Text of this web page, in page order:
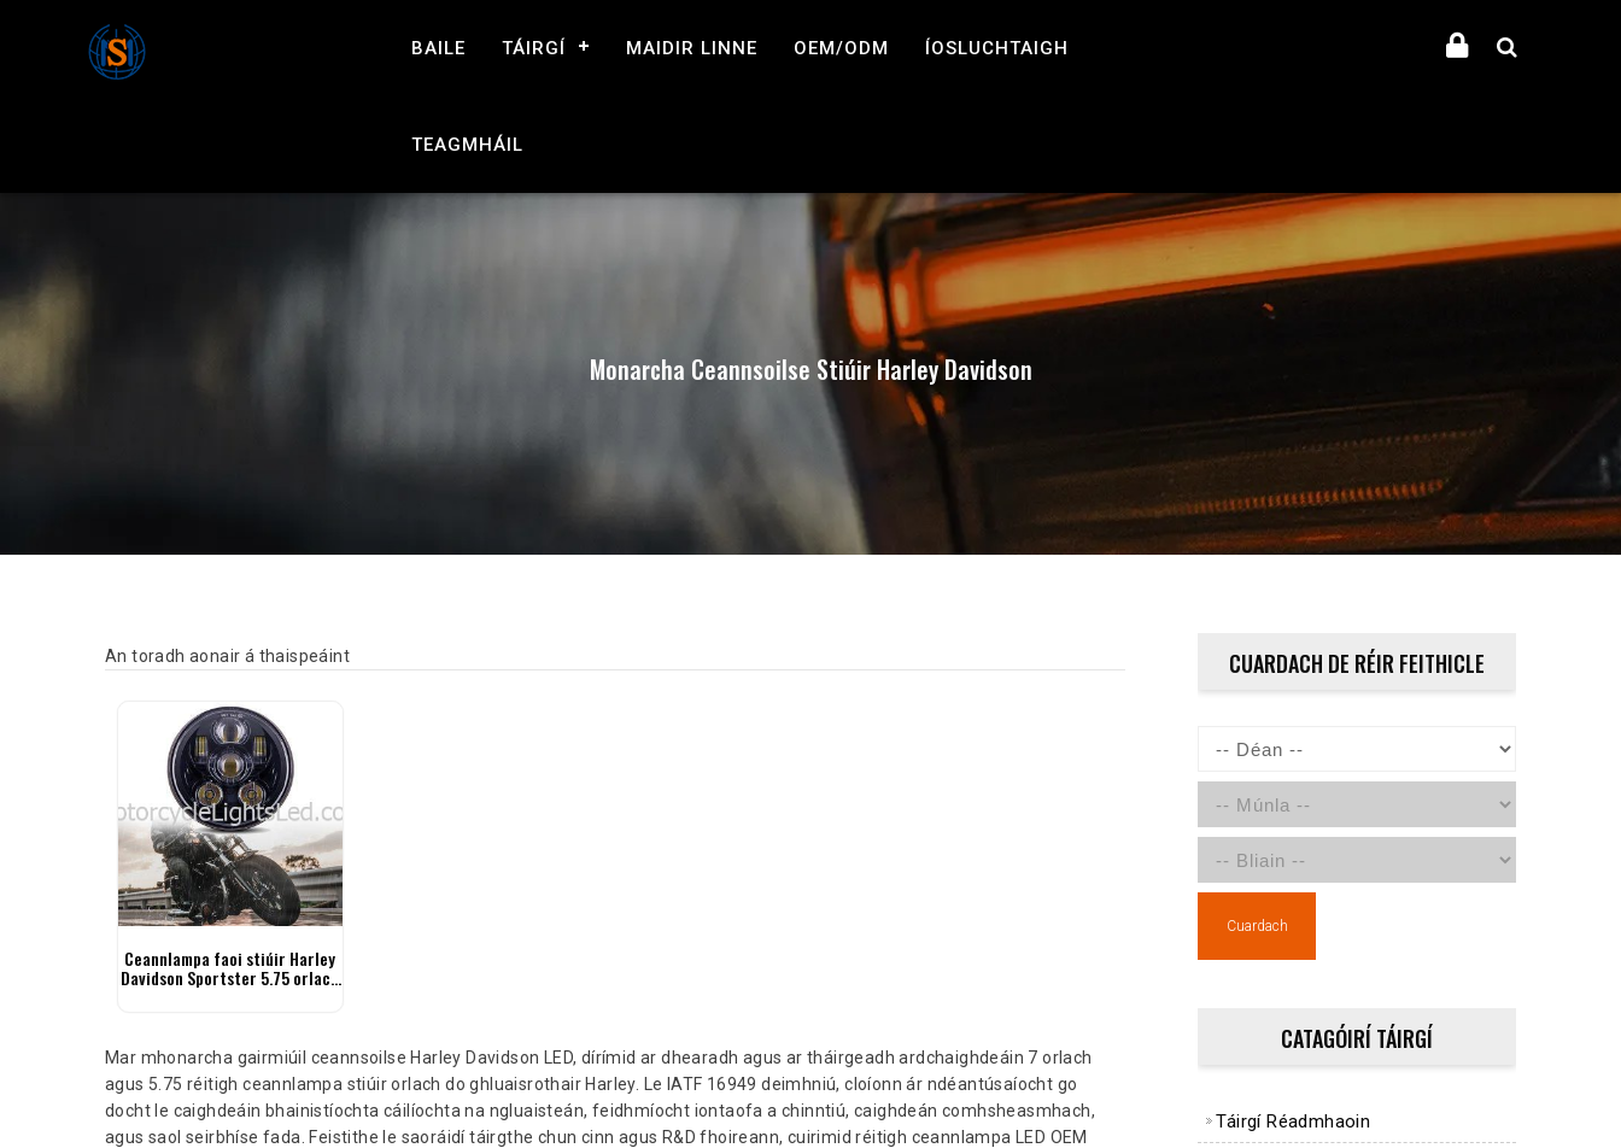
BAILE TÁIRGÍ MAIDIR LINNE OEM/ODM ÍOSLUCHTAIGH
TEAGMHÁIL
Monarcha Ceannsoilse Stiúir Harley Davidson
An toradh aonair á thaispeáint
Ceannlampa faoi stiúir Harley
Davidson Sportster 5.75 orlach
Ceannlampa Gluaisrothar
Mar mhonarcha gairmiúil ceannsoilse Harley Davidson LED, dírímid ar dhearadh agus ar tháirgeadh ardchaighdeáin 7 orlach
agus 5.75 réitigh ceannlampa stiúir orlach do ghluaisrothair Harley. Le IATF 16949 deimhniú, cloíonn ár ndéantúsaíocht go
docht le caighdeáin bhainistíochta cáilíochta na ngluaisteán, feidhmíocht iontaofa a chinntiú, caighdeán comhsheasmhach,
agus saol seirbhíse fada. Feistithe le saoráidí táirgthe chun cinn agus R&D fhoireann, cuirimid réitigh ceannlampa LED OEM
CUARDACH DE RÉIR FEITHICLE
Cuardach
CATAGÓIRÍ TÁIRGÍ
Táirgí Réadmhaoin